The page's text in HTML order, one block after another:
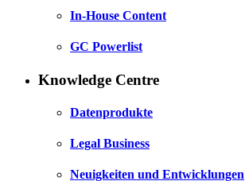
In-House Content
GC Powerlist
Knowledge Centre
Datenprodukte
Legal Business
Neuigkeiten und Entwicklungen